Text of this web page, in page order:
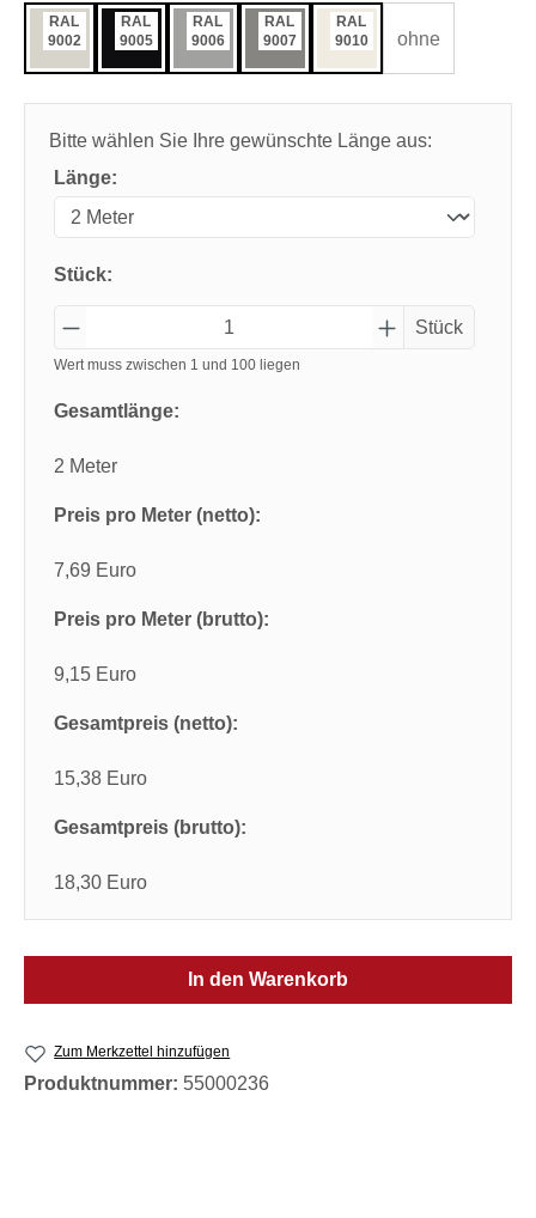
RAL
9002
RAL
9005
RAL
9006
RAL
9007
RAL
9010
ohne
Bitte wählen Sie Ihre gewünschte Länge aus:
Länge:
Stück:
Stück
Wert muss zwischen 1 und 100 liegen
Gesamtlänge:
2 Meter
Preis pro Meter (netto):
7,69 Euro
Preis pro Meter (brutto):
9,15 Euro
Gesamtpreis (netto):
15,38 Euro
Gesamtpreis (brutto):
18,30 Euro
In den Warenkorb
Zum Merkzettel hinzufügen
Produktnummer: 55000236